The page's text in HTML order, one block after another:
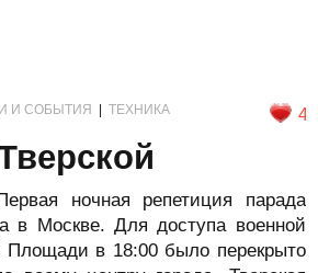
И СОБЫТИЯ |ТЕХНИКА 4
ночная репетиция парада
в Москве. Для доступа военной
Площади в 18:00 было перекрыто